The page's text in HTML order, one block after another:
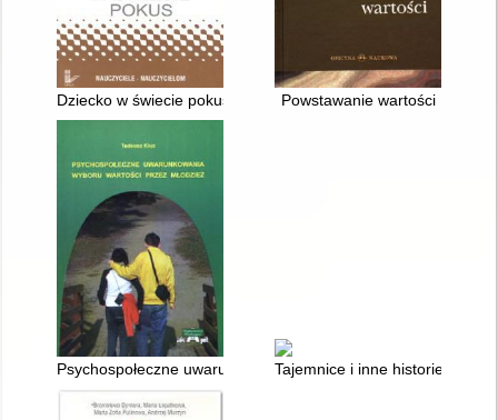
Dziecko w świecie pokus Powstawanie wartości
Psychospołeczne uwarunkowania wyboru wartości przez
Tajemnice i inne historie :